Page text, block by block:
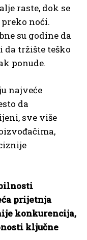
raste, dok se
noći.
su godine da
da tržište teško
ponude.
najveće
da
sve više
prijetnja
konkurencija,
ključne